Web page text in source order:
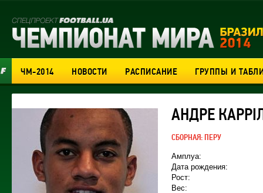
ЧМ-2014 НОВОСТИ РАСПИСАНИЕ ГРУППЫ И
АНДРЕ
СБОРНАЯ:ПЕРУ
Амплуа:
Дата рождения:
Рост:
Вес: